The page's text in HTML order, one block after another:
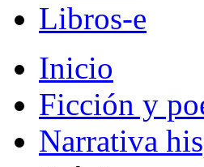
Libros-e
Inicio
Ficción y
Narrativa